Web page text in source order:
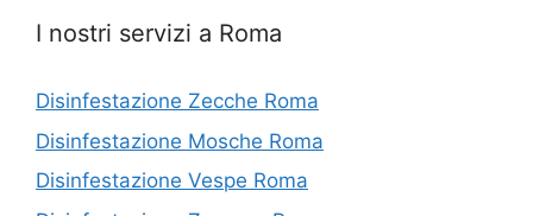
I nostri servizi a Roma
Disinfestazione Zecche Roma
Disinfestazione Mosche Roma
Disinfestazione Vespe Roma